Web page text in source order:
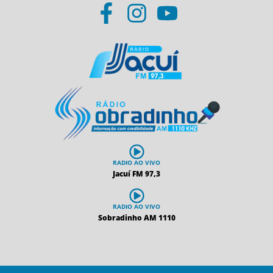
RADIO AO VIVO
Jacuí FM 97,3
RADIO AO VIVO
Sobradinho AM 1110